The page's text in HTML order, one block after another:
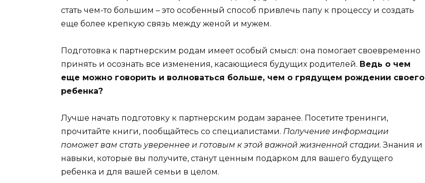
стать чем-то большим – это особенный способ привлечь папу к процессу и создать
еще более крепкую связь между женой и мужем.
Подготовка к партнерским родам имеет особый смысл: она помогает своевременно
принять и осознать все изменения, касающиеся будущих родителей. Ведь о чем
еще можно говорить и волноваться больше, чем о грядущем рождении своего
ребенка?
Лучше начать подготовку к партнерским родам заранее. Посетите тренинги,
прочитайте книги, пообщайтесь со специалистами. Получение информации
поможет вам стать увереннее и готовым к этой важной жизненной стадии. Знания и
навыки, которые вы получите, станут ценным подарком для вашего будущего
ребенка и для вашей семьи в целом.